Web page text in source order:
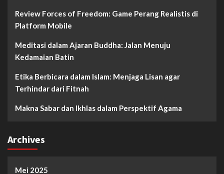
Review Forces of Freedom: Game Perang Realistis di
Platform Mobile
Meditasi dalam Ajaran Buddha: Jalan Menuju
Kedamaian Batin
Etika Berbicara dalam Islam: Menjaga Lisan agar
Terhindar dari Fitnah
Makna Sabar dan Ikhlas dalam Perspektif Agama
Archives
Mei 2025